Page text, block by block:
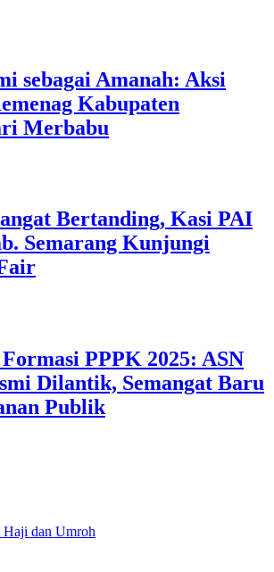
sebagai Amanah: Aksi
Kabupaten
Merbabu
Bertanding, Kasi PAI
Semarang Kunjungi
PPPK 2025: ASN
Dilantik, Semangat Baru
Publik
Haji dan Umroh